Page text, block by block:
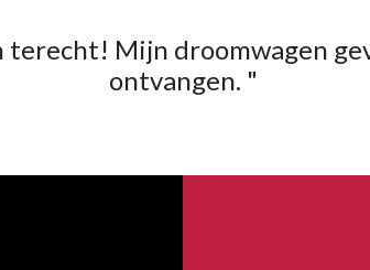
terecht! Mijn droomwagen
ontvangen. "